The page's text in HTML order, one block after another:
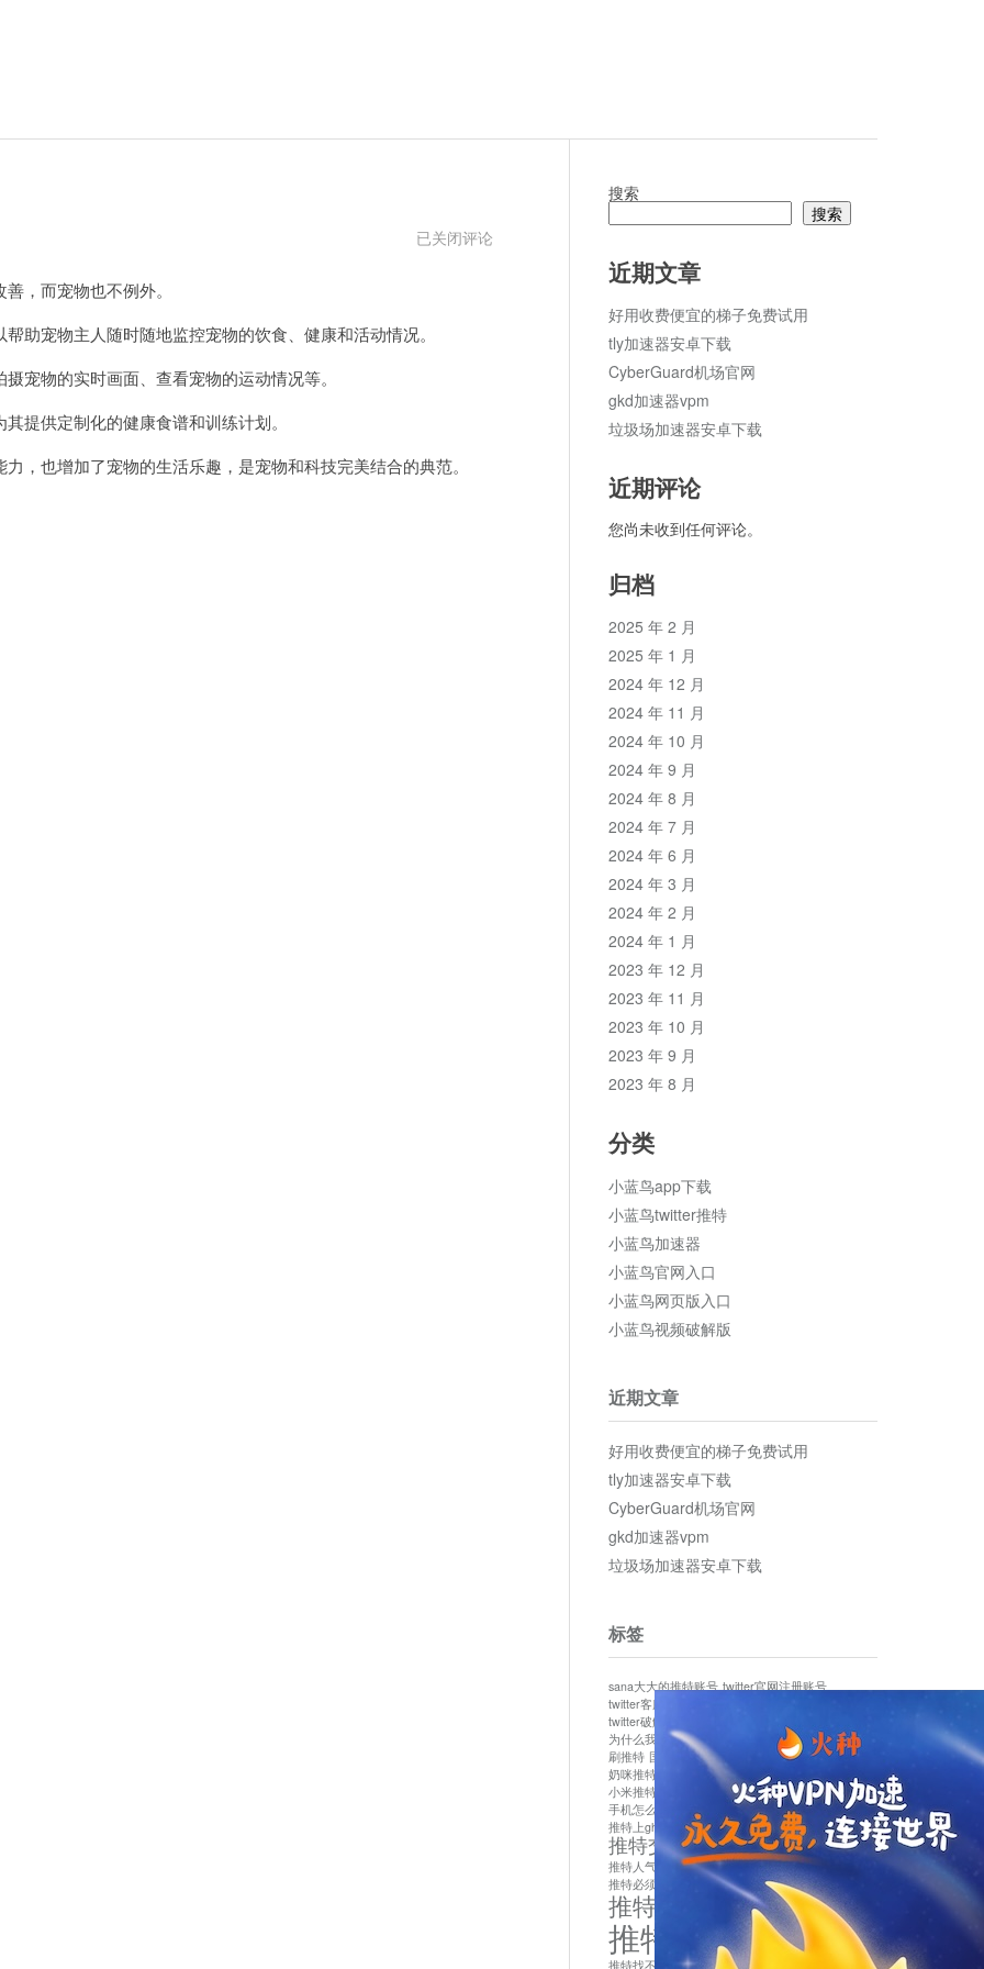
喵
用
已关闭评论
而宠物也不例外。
宠物主人随时随地监控宠物的饮食、健康和活动情况。
物的实时画面、查看宠物的运动情况等。
供定制化的健康食谱和训练计划。
也增加了宠物的生活乐趣，是宠物和科技完美结合的典范。
搜索
搜索
近期文章
好用收费便宜的梯子免费试用
tly加速器安卓下载
CyberGuard机场官网
gkd加速器vpm
垃圾场加速器安卓下载
近期评论
您尚未收到任何评论。
归档
2025 年 2 月
2025 年 1 月
2024 年 12 月
2024 年 11 月
2024 年 10 月
2024 年 9 月
2024 年 8 月
2024 年 7 月
2024 年 6 月
2024 年 3 月
2024 年 2 月
2024 年 1 月
2023 年 12 月
2023 年 11 月
2023 年 10 月
2023 年 9 月
2023 年 8 月
分类
小蓝鸟app下载
小蓝鸟twitter推特
小蓝鸟加速器
小蓝鸟官网入口
小蓝鸟网页版入口
小蓝鸟视频破解版
近期文章
好用收费便宜的梯子免费试用
tly加速器安卓下载
CyberGuard机场官网
gkd加速器vpm
垃圾场加速器安卓下载
标签
sana大大的推特账号 twitter官网注册账号
twitter客服
twitter破解版下载
为什么我推特无法保存设置
作者sana推特是什么
刷推特 国内为什么不能用twitter 国内能用twitter吗
奶咪推特
如何找回推特密码
小米推特闪退是怎么回事 怎么看推特上的视频
手机怎么注册推特账号
推特devil
推特上ghs的女博主
推特交友软件app下载
推特人气萌货小蔡头喵喵喵 推特实名制
推特必须用外网吗
推特怎么取消关联手机号
推特怎么看敏感内容苹果
推特找不到账号 推特注册必须要手机号